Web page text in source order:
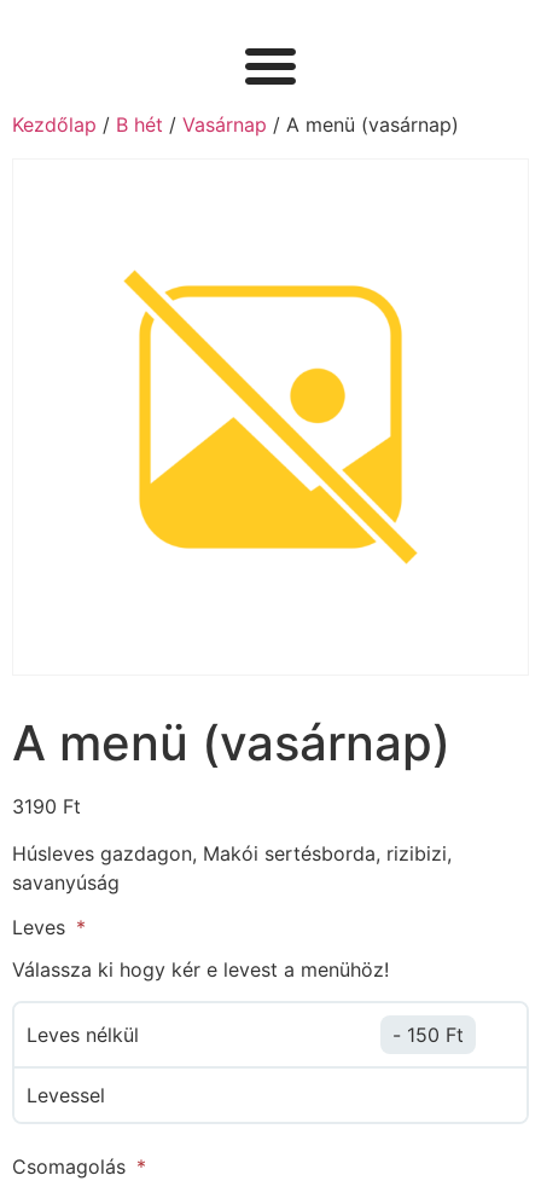
Kezdőlap / B hét / Vasárnap / A menü (vasárnap)ㅤ
A menü (vasárnap)ㅤ
3190 Ft
Húsleves gazdagon, Makói sertésborda, rizibizi,
savanyúság
Leves
Válassza ki hogy kér e levest a menühöz!
Leves nélkül 150 Ft
Levessel
Csomagolás